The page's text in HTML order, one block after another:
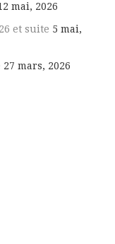
mai, 2026
et suite 5 mai,
27 mars, 2026